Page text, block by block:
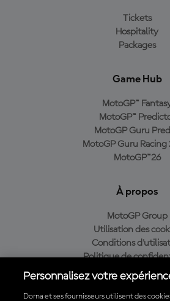
Tickets
Hospitality
Packages
Game Hub
MotoGP™
MotoGP™
MotoGP Guru
MotoGP Guru Racing
MotoGP™26
À propos
MotoGP Group
Utilisation des
Conditions
Politique de
Politique d’achat
Personnalisez votre
Dorna et ses fournisseurs utilisent des